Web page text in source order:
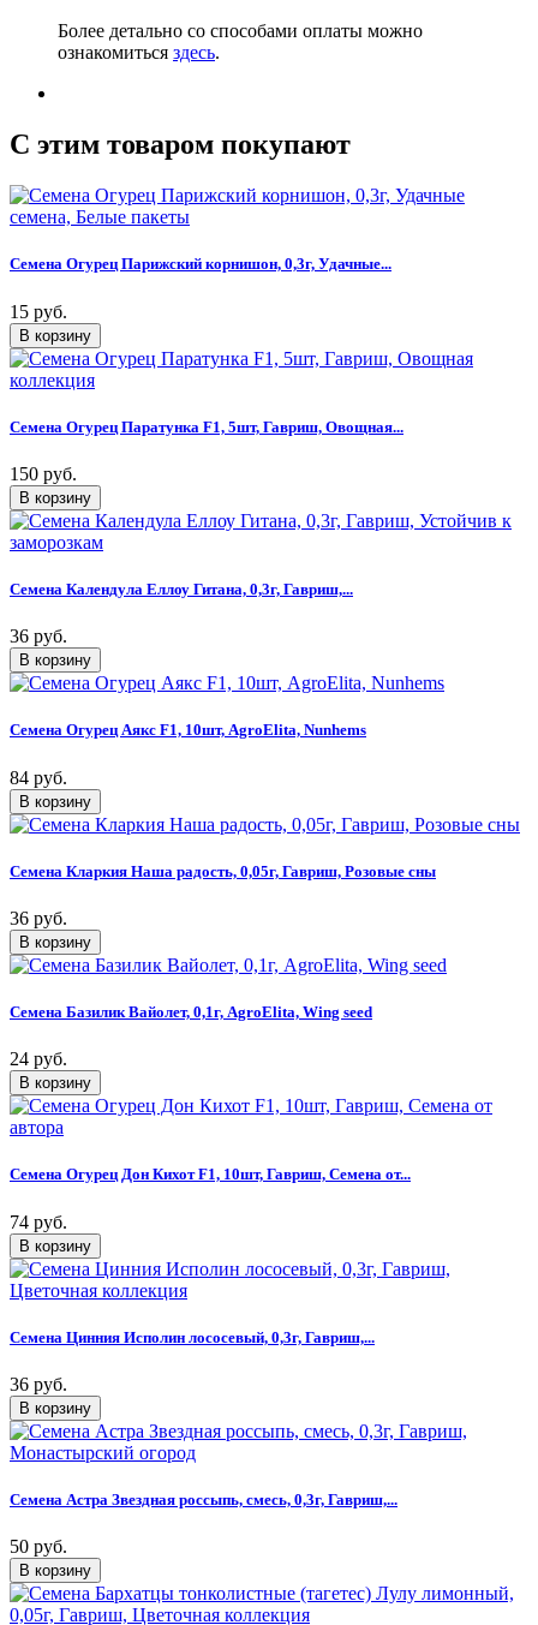
Более детально со способами оплаты можно
ознакомиться здесь.
C этим товаром покупают
Семена Огурец Парижский корнишон, 0,3г, Удачные...
15 руб.
Семена Огурец Паратунка F1, 5шт, Гавриш, Овощная...
150 руб.
Семена Календула Еллоу Гитана, 0,3г, Гавриш,...
36 руб.
Семена Огурец Аякс F1, 10шт, AgroElita, Nunhems
84 руб.
Семена Кларкия Наша радость, 0,05г, Гавриш, Розовые сны
36 руб.
Семена Базилик Вайолет, 0,1г, AgroElita, Wing seed
24 руб.
Семена Огурец Дон Кихот F1, 10шт, Гавриш, Семена от...
74 руб.
Семена Цинния Исполин лососевый, 0,3г, Гавриш,...
36 руб.
Семена Астра Звездная россыпь, смесь, 0,3г, Гавриш,...
50 руб.